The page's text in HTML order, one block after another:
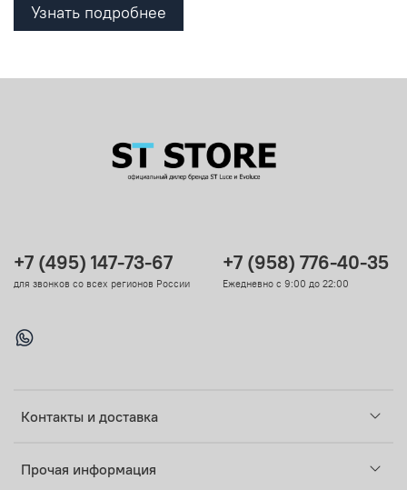
Узнать подробнее
Контакты и доставка
Прочая информация
+7 (495) 147-73-67
для звонков со всех регионов России
+7 (958) 776-40-35
Ежедневно с 9:00 до 22:00